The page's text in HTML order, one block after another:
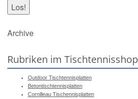
Archive
Rubriken im Tischtennisshop
Outdoor Tischtennisplatten
Betontischtennisplatten
Cornilleau Tischennisplatten